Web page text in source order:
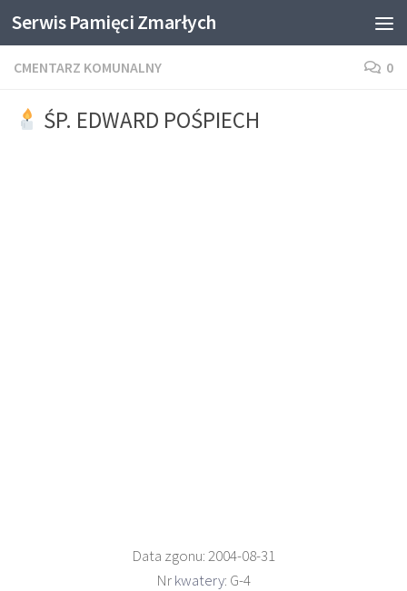
Skip to content
Serwis Pamięci Zmarłych
CMENTARZ KOMUNALNY 0
ŚP. EDWARD POŚPIECH
Data zgonu: 2004-08-31
Nrkwatery: G-4